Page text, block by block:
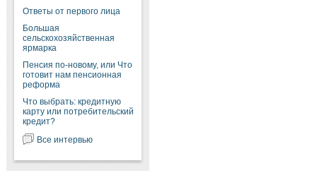
Ответы от первого лица
Большая
сельскохозяйственная
ярмарка
Пенсия по-новому, или Что
готовит нам пенсионная
реформа
Что выбрать: кредитную
карту или потребительский
кредит?
Все интервью